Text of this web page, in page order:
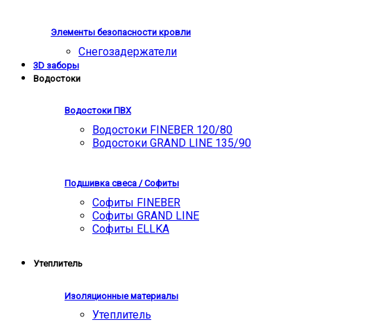
Элементы безопасности кровли
Снегозадержатели
3D заборы
Водостоки
Водостоки ПВХ
Водостоки FINEBER 120/80
Водостоки GRAND LINE 135/90
Подшивка свеса / Софиты
Софиты FINEBER
Софиты GRAND LINE
Софиты ELLKA
Утеплитель
Изоляционные материалы
Утеплитель